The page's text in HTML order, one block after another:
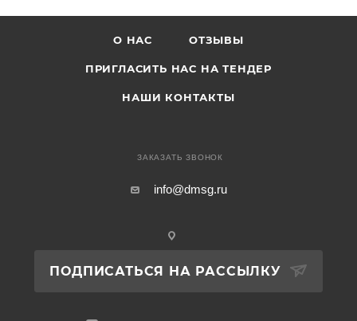
О НАС ОТЗЫВЫ
ПРИГЛАСИТЬ НАС НА ТЕНДЕР
НАШИ КОНТАКТЫ
ЗАКАЗАТЬ ЗВОНОК
info@dmsg.ru
ПОДПИСАТЬСЯ НА РАССЫЛКУ